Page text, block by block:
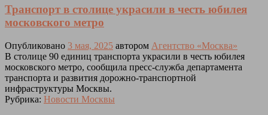
Транспорт в столице украсили в честь юбилея
московского метро
Опубликовано 3 мая, 2025 автором Агентство «Москва»
В столице 90 единиц транспорта украсили в честь юбилея
московского метро, сообщила пресс-служба департамента
транспорта и развития дорожно-транспортной
инфраструктуры Москвы.
Рубрика: Новости Москвы